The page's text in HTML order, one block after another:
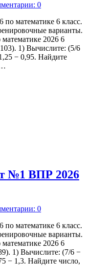
0
математике 6 класс.
варианты.
математике 2026 6
1) Вычислите: (5/6
− 0,95. Найдите
…
№1 ВПР 2026
0
математике 6 класс.
варианты.
математике 2026 6
1) Вычислите: (7/6 −
− 1,3. Найдите число,